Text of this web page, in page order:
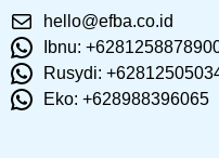
hello@efba.co.id
Ibnu:
Rusydi:
Eko: +628988396065